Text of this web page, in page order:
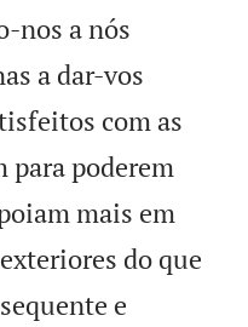
nos a nós
a dar-vos
com as
para poderem
mais em
do que
e